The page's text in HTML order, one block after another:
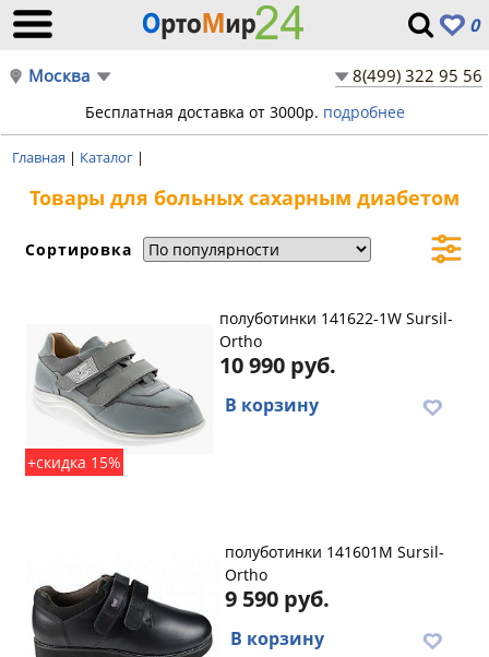
0
Москва 8(499) 322 95 56
Бесплатная доставка от 3000р. подробнее
Главная | Каталог |
Товары для больных сахарным диабетом
Сортировка
+скидка 15%
полуботинки 141622-1W Sursil-
Ortho
10 990 руб.
В корзину
полуботинки 141601M Sursil-
Ortho
9 590 руб.
В корзину